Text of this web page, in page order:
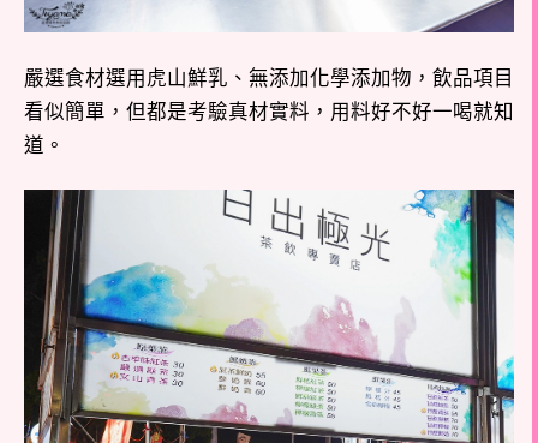
嚴選食材選用虎山鮮乳、無添加化學添加物，飲品項目
看似簡單，但都是考驗真材實料，用料好不好一喝就知
道。